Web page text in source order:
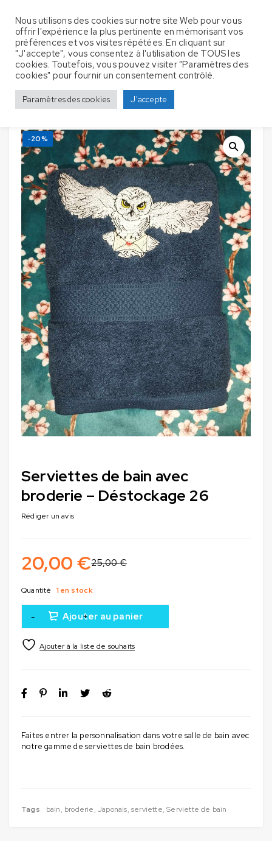
Accueil Déstockage
Serviettes de bain avec broderie –
Déstockage 26
-20%
Serviettes de bain avec
broderie – Déstockage 26
Rédiger un avis
Faites entrer la personnalisation dans votre salle de bain avec
notre gamme de serviettes de bain brodées.
25,00€
20,00 €
Quantité 1 en stock
Ajouter au panier
Tags bain, broderie,Japonais,serviette,Serviette de bain
Nous utilisons des cookies sur notre site Web pour vous
offrir l'expérience la plus pertinente en mémorisant vos
préférences et vos visites répétées. En cliquant sur
"J'accepte", vous consentez à l'utilisation de TOUS les
cookies. Toutefois, vous pouvez visiter "Paramètres des
cookies" pour fournir un consentement contrôlé.
Paramètres des cookies J'accepte